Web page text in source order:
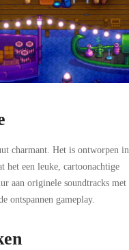
charmant. Het is ontworpen in
het een leuke, cartoonachtige
aan originele soundtracks met
ontspannen gameplay.